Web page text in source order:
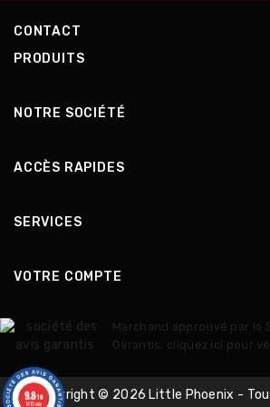
CONTACT
PRODUITS
NOTRE SOCIÉTÉ
ACCÈS RAPIDES
SERVICES
VOTRE COMPTE
Marchand approuvé par la
Garantis, cliquez ici pour
Copyright © 2026 Little Phoenix -
9.8/10
1413 avis